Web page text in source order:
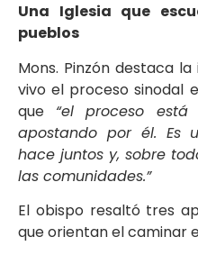
Una Iglesia que
pueblos
Mons. Pinzón destaca
vivo el proceso sinodal
que “el proceso
apostando por él. Es
hace juntos y, sobre
las comunidades.”
El obispo resaltó tres
que orientan el caminar